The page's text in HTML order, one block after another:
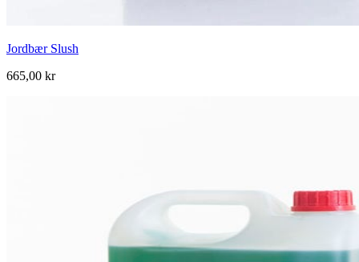
Jordbær Slush
665,00 kr